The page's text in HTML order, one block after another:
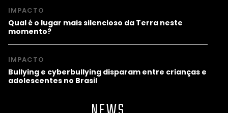
IMPACTO
Qual é o lugar mais silencioso da Terra neste
momento?
IMPACTO
Bullying e cyberbullying disparam entre crianças e
adolescentes no Brasil